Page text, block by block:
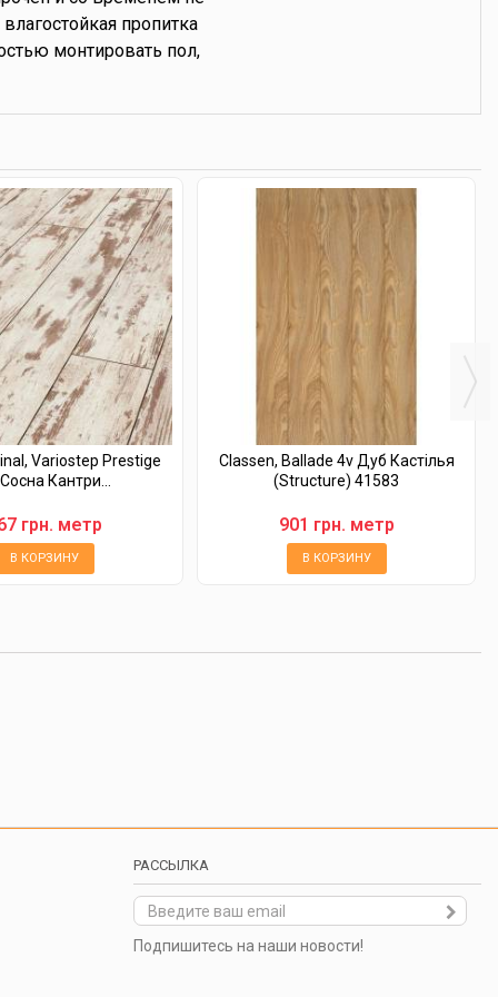
пропитка
монтировать пол,
Variostep Prestige
Кантри...
грн. метр
В КОРЗИНУ
Classen, Ballade 4v Дуб Кастілья
(Structure) 41583
901 грн. метр
В КОРЗИНУ
РАССЫЛКА
Подпишитесь на наши новости!